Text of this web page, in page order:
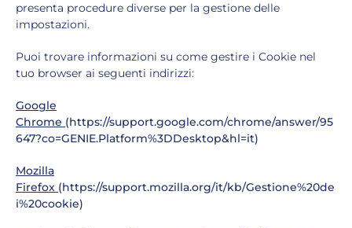
presenta procedure diverse per la gestione delle
impostazioni.
Puoi trovare informazioni su come gestire i Cookie nel
tuo browser ai seguenti indirizzi:
Google
Chrome (https://support.google.com/chrome/answer/95
647?co=GENIE.Platform%3DDesktop&hl=it)
Mozilla
Firefox (https://support.mozilla.org/it/kb/Gestione%20de
i%20cookie)